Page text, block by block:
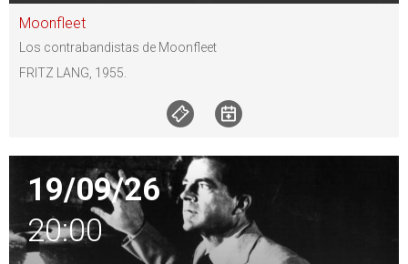
Moonfleet
Los contrabandistas de Moonfleet
FRITZ LANG, 1955.
19/09/26
20:00